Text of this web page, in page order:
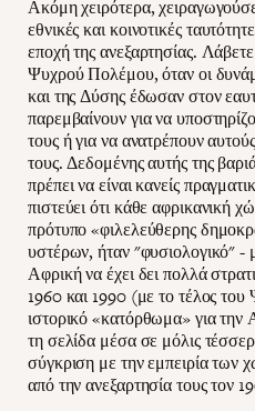
Ακόμη χειρότερα,
εθνικές και κοινοτικές
εποχή της ανεξαρτησίας.
Ψυχρού Πολέμου, όταν οι
και της Δύσης έδωσαν στον
παρεμβαίνουν για να
τους ή για να ανατρέπουν
τους. Δεδομένης αυτής της
πρέπει να είναι κανείς
πιστεύει ότι κάθε αφρικανική
πρότυπο «φιλελεύθερης
υστέρων, ήταν "φυσιολογικό" -
Αφρική να έχει δει πολλά
1960 και 1990 (με το τέλος
ιστορικό «κατόρθωμα» για την
τη σελίδα μέσα σε μόλις
σύγκριση με την εμπειρία των
από την ανεξαρτησία τους τον